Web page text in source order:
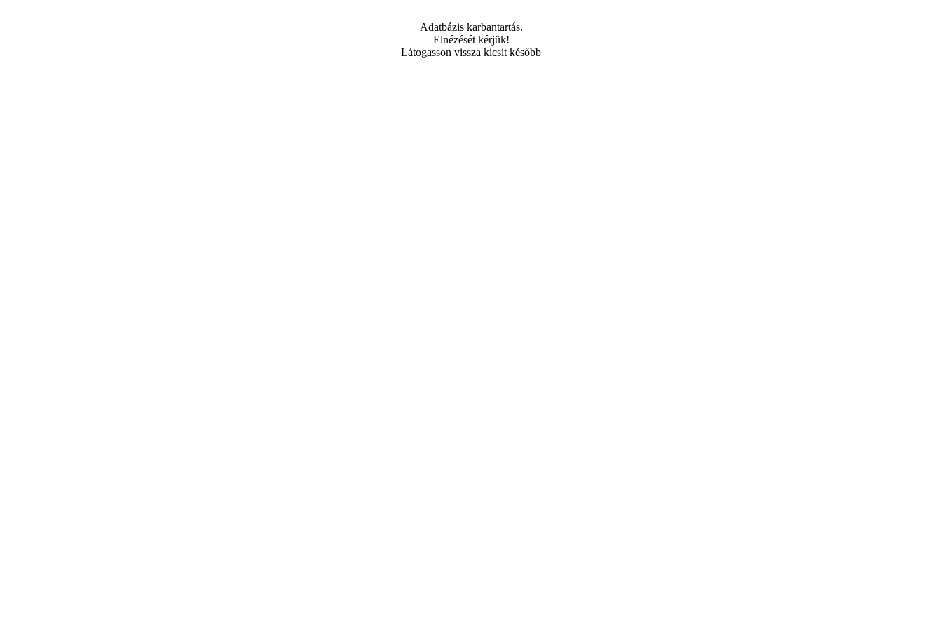
Adatbázis karbantartás.
Elnézését kérjük!
Látogasson vissza kicsit később